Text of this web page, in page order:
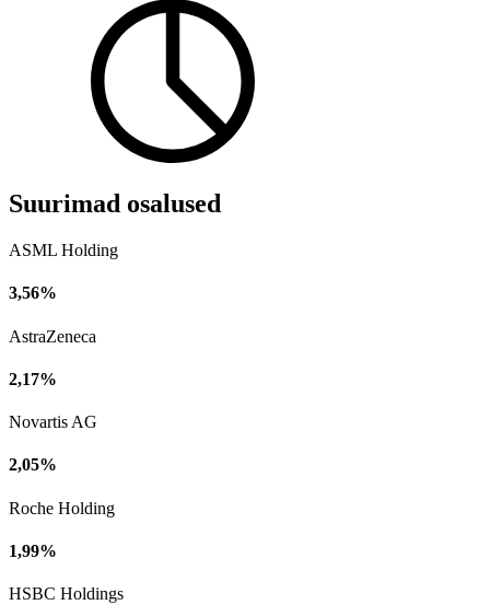
Suurimad osalused
ASML Holding
3,56%
AstraZeneca
2,17%
Novartis AG
2,05%
Roche Holding
1,99%
HSBC Holdings